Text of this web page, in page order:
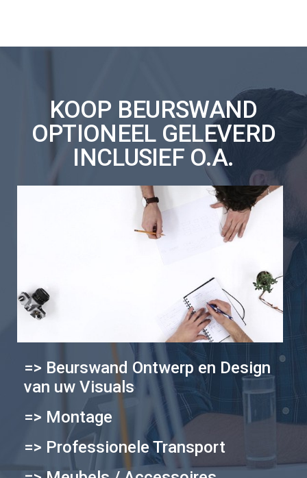
KOOP BEURSWAND
OPTIONEEL GELEVERD
INCLUSIEF O.A.
=> Beurswand Ontwerp en Design
van uw Visuals
=> Montage
=> Professionele Transport